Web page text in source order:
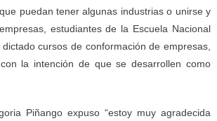
puedan tener algunas industrias o unirse y
estudiantes de la Escuela Nacional
cursos de conformación de empresas,
la intención de que se desarrollen como
Piñango expuso “estoy muy agradecida